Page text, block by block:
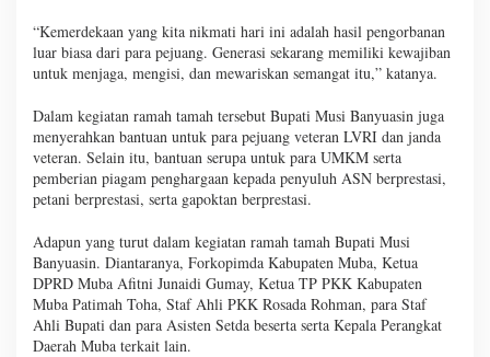
“Kemerdekaan yang kita nikmati hari ini adalah hasil pengorbanan
luar biasa dari para pejuang. Generasi sekarang memiliki kewajiban
untuk menjaga, mengisi, dan mewariskan semangat itu,” katanya.
Dalam kegiatan ramah tamah tersebut Bupati Musi Banyuasin juga
menyerahkan bantuan untuk para pejuang veteran LVRI dan janda
veteran. Selain itu, bantuan serupa untuk para UMKM serta
pemberian piagam penghargaan kepada penyuluh ASN berprestasi,
petani berprestasi, serta gapoktan berprestasi.
Adapun yang turut dalam kegiatan ramah tamah Bupati Musi
Banyuasin. Diantaranya, Forkopimda Kabupaten Muba, Ketua
DPRD Muba Afitni Junaidi Gumay, Ketua TP PKK Kabupaten
Muba Patimah Toha, Staf Ahli PKK Rosada Rohman, para Staf
Ahli Bupati dan para Asisten Setda beserta serta Kepala Perangkat
Daerah Muba terkait lain.